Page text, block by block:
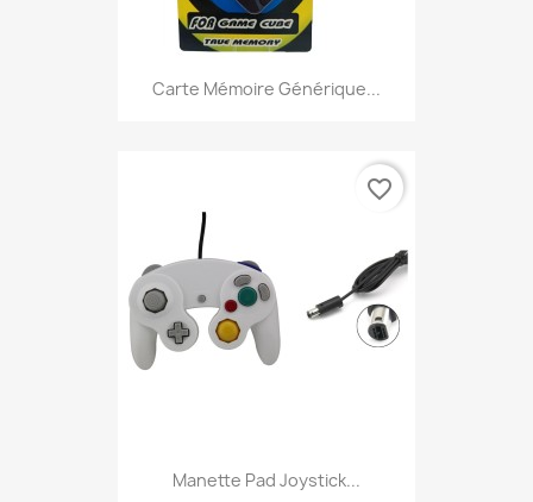
Carte Mémoire Générique...
Manette Pad Joystick...
favorite_border